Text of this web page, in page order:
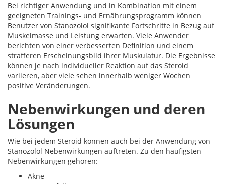
Bei richtiger Anwendung und in Kombination mit einem
geeigneten Trainings- und Ernährungsprogramm können
Benutzer von Stanozolol signifikante Fortschritte in Bezug auf
Muskelmasse und Leistung erwarten. Viele Anwender
berichten von einer verbesserten Definition und einem
strafferen Erscheinungsbild ihrer Muskulatur. Die Ergebnisse
können je nach individueller Reaktion auf das Steroid
variieren, aber viele sehen innerhalb weniger Wochen
positive Veränderungen.
Nebenwirkungen und deren
Lösungen
Wie bei jedem Steroid können auch bei der Anwendung von
Stanozolol Nebenwirkungen auftreten. Zu den häufigsten
Nebenwirkungen gehören:
Akne